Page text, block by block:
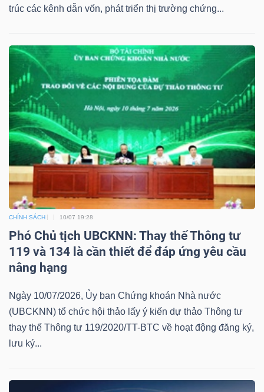
trúc các kênh dẫn vốn, phát triển thị trường chứng...
CHÍNH SÁCH 10/07 19:28
Phó Chủ tịch UBCKNN: Thay thế Thông tư
119 và 134 là cần thiết để đáp ứng yêu cầu
nâng hạng
Ngày 10/07/2026, Ủy ban Chứng khoán Nhà nước
(UBCKNN) tổ chức hội thảo lấy ý kiến dự thảo Thông tư
thay thế Thông tư 119/2020/TT-BTC về hoạt động đăng ký,
lưu ký...